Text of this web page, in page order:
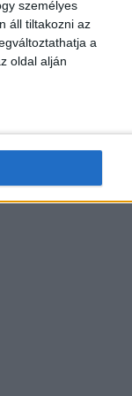
személyes
áll tiltakozni az
a
oldal alján
Electronics
Leonardo...